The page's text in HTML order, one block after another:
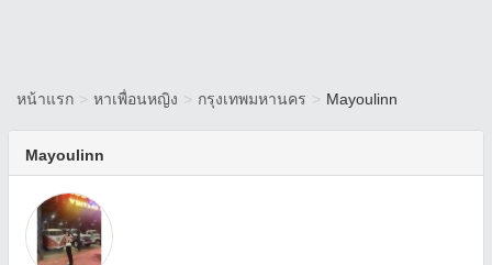
หน้าแรก > หาเพื่อนหญิง > กรุงเทพมหานคร > Mayoulinn
Mayoulinn